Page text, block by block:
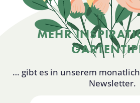
MEHR
… gibt es in unserem
Newsletter.